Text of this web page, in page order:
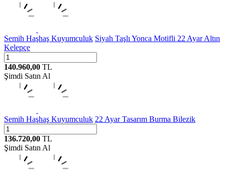
Semih Haşhaş Kuyumculuk Siyah Taşlı Yonca Motifli 22 Ayar Altın
Kelepçe
140.960,00 TL
Şimdi Satın Al
Semih Haşhaş Kuyumculuk 22 Ayar Tasarım Burma Bilezik
136.720,00 TL
Şimdi Satın Al